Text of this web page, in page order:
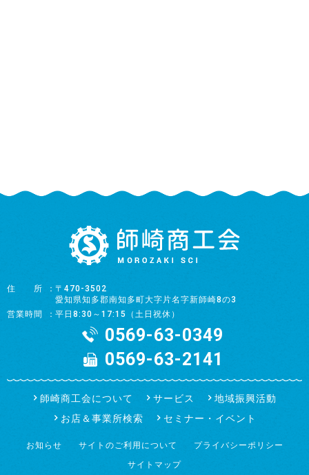
住所
〒470-3502
愛知県知多郡南知多町大字片名字新師崎8の3
営業時間
平日8:30～17:15（土日祝休）
0569-63-0349
0569-63-2141
師崎商工会について サービス
地域振興活動
お店＆事業所検索
セミナー・イベント
お知らせ サイトのご利用について
プライバシーポリシー
サイトマップ